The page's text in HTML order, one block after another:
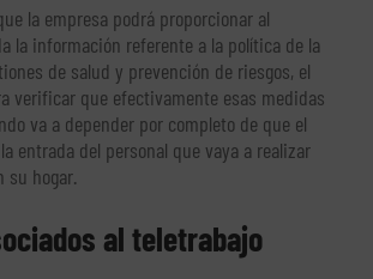
la empresa podrá proporcionar al
la información referente a la política de la
de salud y prevención de riesgos, el
verificar que efectivamente esas medidas
va a depender por completo de que el
entrada del personal que vaya a realizar
su hogar.
al teletrabajo